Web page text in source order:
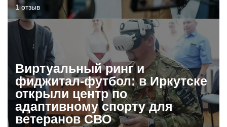
1 отзыв
Виртуальный ринг и
фиджитал-футбол: в Иркутске
открыли центр по
адаптивному спорту для
ветеранов СВО